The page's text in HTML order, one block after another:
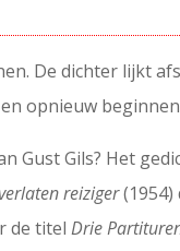
De dichter lijkt
opnieuw
Gust Gils? Het
reiziger(1954)
de titelDrie